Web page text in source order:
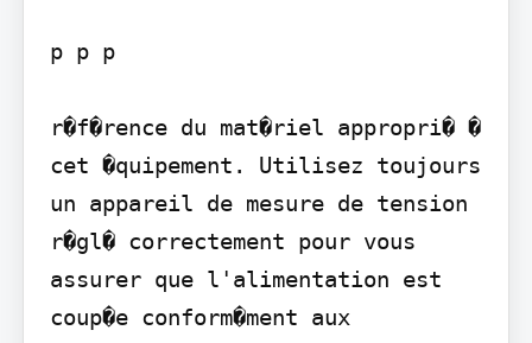
p p p
r�f�rence du mat�riel appropri� �
cet �quipement. Utilisez toujours
un appareil de mesure de tension
r�gl� correctement pour vous
assurer que l'alimentation est
coup�e conform�ment aux